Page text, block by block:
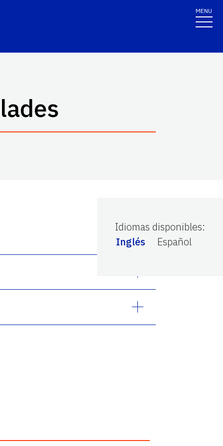
MENU
Idiomas disponibles:
Inglés
Español